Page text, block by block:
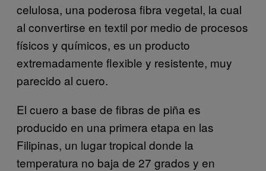
celulosa, una poderosa fibra vegetal, la cual
al convertirse en textil por medio de procesos
físicos y químicos, es un producto
extremadamente flexible y resistente, muy
parecido al cuero.
El cuero a base de fibras de piña es
producido en una primera etapa en las
Filipinas, un lugar tropical donde la
temperatura no baja de 27 grados y en